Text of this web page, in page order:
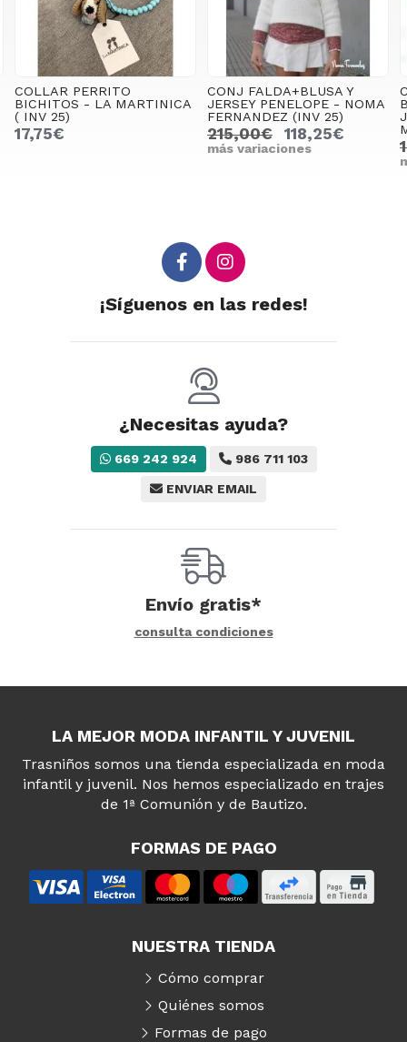
CONJ FALDA+BLUSA Y
JERSEY PENELOPE - NOMA
FERNANDEZ (INV 25)
215,00€
CONJUNTO
BOMBACHO+CAMISA Y
JERSEY MI PETIT MON - LA
MARTINICA (INV 25)
128,80€ 83,72€
¡Síguenos en las redes!
¿Necesitas ayuda?
669 242 924 986 711 103
ENVIAR EMAIL
Envío gratis*
consulta condiciones
LA MEJOR MODA INFANTIL Y JUVENIL
Trasniños somos una tienda especializada en moda
infantil y juvenil. Nos hemos especializado en trajes
de 1ª Comunión y de Bautizo.
FORMAS DE PAGO
NUESTRA TIENDA
Cómo comprar
Quiénes somos
Formas de pago